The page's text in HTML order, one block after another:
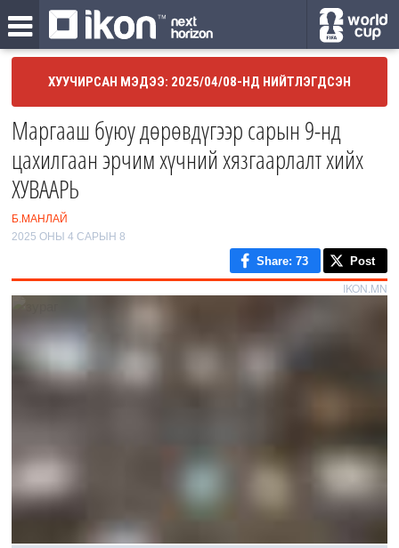
ХУУЧИРСАН МЭДЭЭ: 2025/04/08-НД НИЙТЛЭГДСЭН
Маргааш буюу дөрөвдүгээр сарын 9-нд
цахилгаан эрчим хүчний хязгаарлалт хийх
ХУВААРЬ
Б.МАНЛАЙ
2025 ОНЫ 4 САРЫН 8
Share: 73 Post
IKON.MN